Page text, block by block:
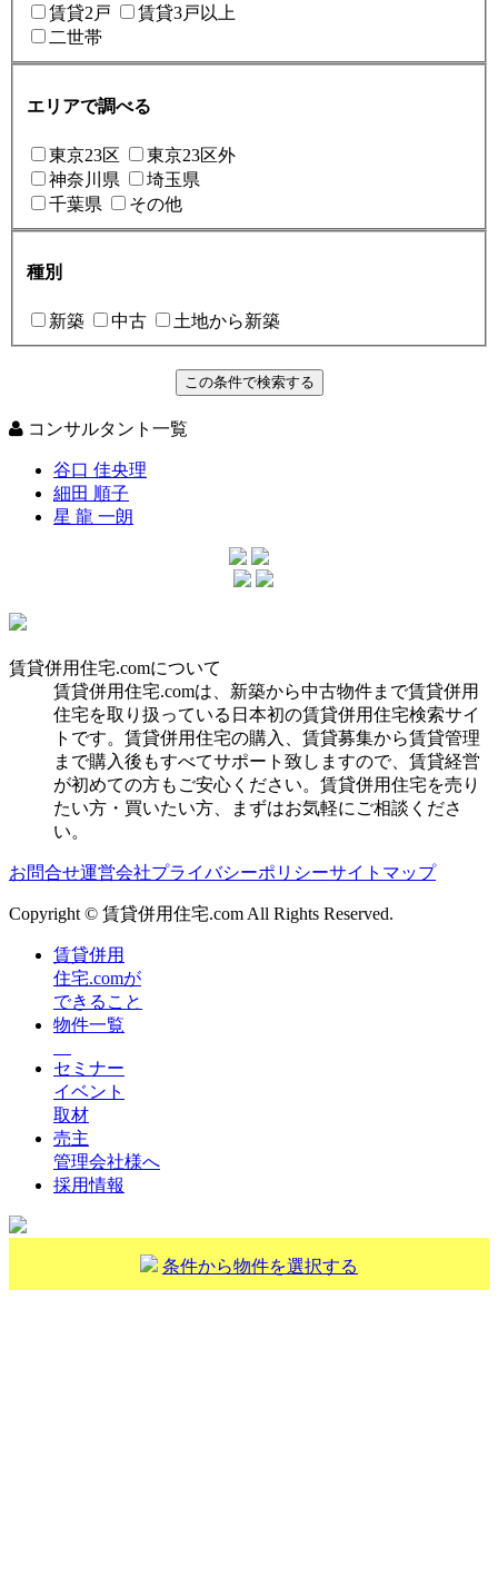
賃貸2戸
賃貸3戸以上
二世帯
エリアで調べる
東京23区
東京23区外
神奈川県
埼玉県
千葉県
その他
種別
新築 中古 土地から新築
コンサルタント一覧
谷口 佳央理
細田 順子
星 龍 一朗
賃貸併用住宅.comについて
賃貸併用住宅.comは、新築から中古物件まで賃貸併用
住宅を取り扱っている日本初の賃貸併用住宅検索サイ
トです。賃貸併用住宅の購入、賃貸募集から賃貸管理
まで購入後もすべてサポート致しますので、賃貸経営
が初めての方もご安心ください。賃貸併用住宅を売り
たい方・買いたい方、まずはお気軽にご相談くださ
い。
お問合せ運営会社プライバシーポリシーサイトマップ
Copyright © 賃貸併用住宅.com All Rights Reserved.
賃貸併用
住宅.comが
できること
物件一覧
セミナー
イベント
取材
売主
管理会社様へ
採用情報
条件から物件を選択する